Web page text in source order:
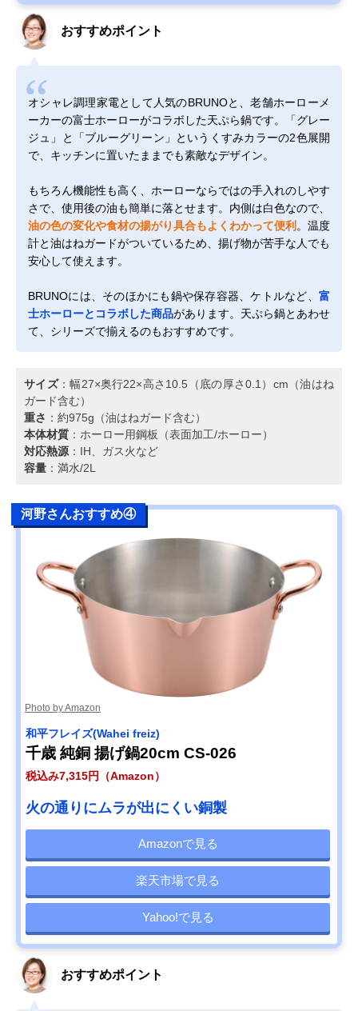
おすすめポイント
オシャレ調理家電として人気のBRUNOと、老舗ホーローメ
ーカーの富士ホーローがコラボした天ぷら鍋です。「グレー
ジュ」と「ブルーグリーン」というくすみカラーの2色展開
で、キッチンに置いたままでも素敵なデザイン。
もちろん機能性も高く、ホーローならではの手入れのしやす
さで、使用後の油も簡単に落とせます。内側は白色なので、
油の色の変化や食材の揚がり具合もよくわかって便利 。温度
計と油はねガードがついているため、揚げ物が苦手な人でも
安心して使えます。
BRUNOには、そのほかにも鍋や保存容器、ケトルなど、 富
士ホーローとコラボした商品があります。天ぷら鍋とあわせ
て、シリーズで揃えるのもおすすめです。
サイズ：幅27×奥行22×高さ10.5（底の厚さ0.1）cm（油はね
ガード含む）
重さ ：約975g（油はねガード含む）
本体材質 ：ホーロー用鋼板（表面加工/ホーロー）
対応熱源 ：IH、ガス火など
容量 ：満水/2L
河野さんおすすめ④
Photo by Amazon
和平フレイズ(Wahei freiz)
千歳 純銅 揚げ鍋20cm CS-026
税込み7,315円（Amazon）
火の通りにムラが出にくい銅製
Amazonで見る
楽天市場で見る
Yahoo!で見る
おすすめポイント